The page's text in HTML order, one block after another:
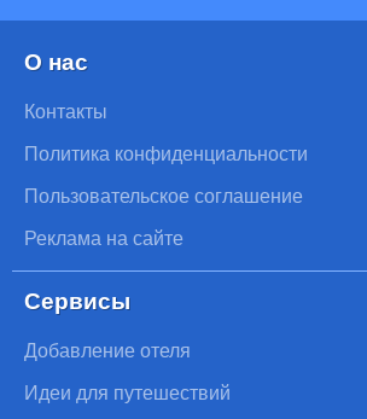
О нас
Контакты
Политика конфиденциальности
Пользовательское соглашение
Реклама на сайте
Сервисы
Добавление отеля
Идеи для путешествий